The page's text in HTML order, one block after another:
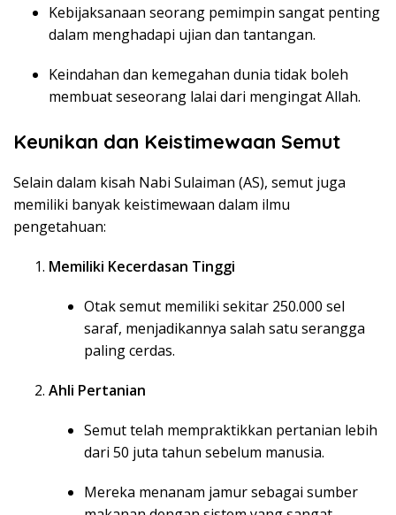
Kebijaksanaan seorang pemimpin sangat penting
dalam menghadapi ujian dan tantangan.
Keindahan dan kemegahan dunia tidak boleh
membuat seseorang lalai dari mengingat Allah.
Keunikan dan Keistimewaan Semut
Selain dalam kisah Nabi Sulaiman (AS), semut juga
memiliki banyak keistimewaan dalam ilmu
pengetahuan:
Memiliki Kecerdasan Tinggi
Otak semut memiliki sekitar 250.000 sel
saraf, menjadikannya salah satu serangga
paling cerdas.
Ahli Pertanian
Semut telah mempraktikkan pertanian lebih
dari 50 juta tahun sebelum manusia.
Mereka menanam jamur sebagai sumber